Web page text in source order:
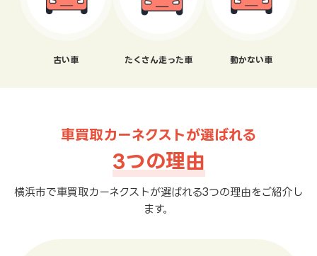
古い車 たくさん走った車 動かない車
車買取カーネクストが選ばれる
3つの理由
横浜市で車買取カーネクストが選ばれる3つの理由をご紹介し
ます。